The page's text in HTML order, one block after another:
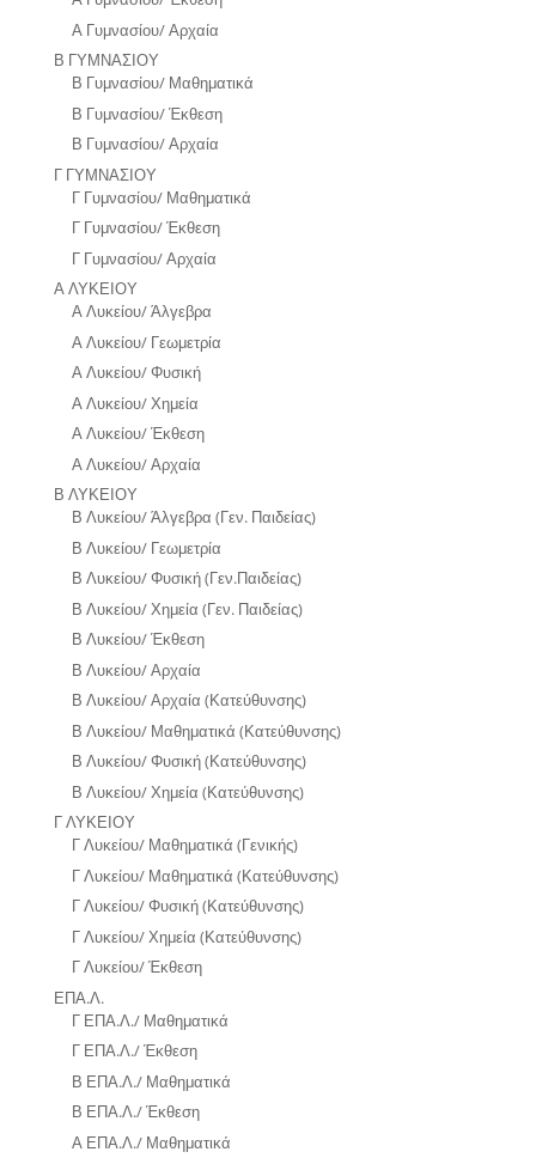
Α Γυμνασίου/ Αρχαία
Β ΓΥΜΝΑΣΙΟΥ
Β Γυμνασίου/ Μαθηματικά
Β Γυμνασίου/ Έκθεση
Β Γυμνασίου/ Αρχαία
Γ ΓΥΜΝΑΣΙΟΥ
Γ Γυμνασίου/ Μαθηματικά
Γ Γυμνασίου/ Έκθεση
Γ Γυμνασίου/ Αρχαία
Α ΛΥΚΕΙΟΥ
Α Λυκείου/ Άλγεβρα
Α Λυκείου/ Γεωμετρία
Α Λυκείου/ Φυσική
Α Λυκείου/ Χημεία
Α Λυκείου/ Έκθεση
Α Λυκείου/ Αρχαία
Β ΛΥΚΕΙΟΥ
Β Λυκείου/ Άλγεβρα (Γεν. Παιδείας)
Β Λυκείου/ Γεωμετρία
Β Λυκείου/ Φυσική (Γεν.Παιδείας)
Β Λυκείου/ Χημεία (Γεν. Παιδείας)
Β Λυκείου/ Έκθεση
Β Λυκείου/ Αρχαία
Β Λυκείου/ Αρχαία (Κατεύθυνσης)
Β Λυκείου/ Μαθηματικά (Κατεύθυνσης)
Β Λυκείου/ Φυσική (Κατεύθυνσης)
Β Λυκείου/ Χημεία (Κατεύθυνσης)
Γ ΛΥΚΕΙΟΥ
Γ Λυκείου/ Μαθηματικά (Γενικής)
Γ Λυκείου/ Μαθηματικά (Κατεύθυνσης)
Γ Λυκείου/ Φυσική (Κατεύθυνσης)
Γ Λυκείου/ Χημεία (Κατεύθυνσης)
Γ Λυκείου/ Έκθεση
ΕΠΑ.Λ.
Γ ΕΠΑ.Λ./ Μαθηματικά
Γ ΕΠΑ.Λ./ Έκθεση
Β ΕΠΑ.Λ./ Μαθηματικά
Β ΕΠΑ.Λ./ Έκθεση
Α ΕΠΑ.Λ./ Μαθηματικά